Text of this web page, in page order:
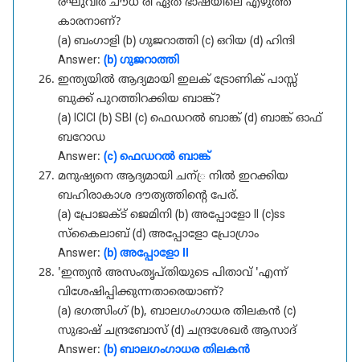
രഘുവീർ ചൗധ രി ഏത് ഭാഷയിലെ എഴുത്ത
കാരനാണ്?
(a) ബംഗാളി (b) ഗുജറാത്തി (c) ഒറിയ (d) ഹിന്ദി
Answer: (b) ഗുജറാത്തി
ഇന്ത്യയിൽ ആദ്യമായി ഇലക് ട്രോണിക് പാസ്സ്
ബുക്ക് പുറത്തിറക്കിയ ബാങ്ക്?
(a) ICICI (b) SBI (c) ഫെഡറൽ ബാങ്ക് (d) ബാങ്ക് ഓഫ്
ബറോഡ
Answer: (c) ഫെഡറൽ ബാങ്ക്
മനുഷ്യനെ ആദ്യമായി ചന്്ര നിൽ ഇറക്കിയ
ബഹിരാകാശ ദൗത്യത്തിന്റെ പേര്.
(a) പ്രോജക്ട് ജെമിനി (b) അപ്പോളോ II (c)ss
സ്കൈലാബ് (d) അപ്പോളോ പ്രോഗ്രാം
Answer: (b) അപ്പോളോ II
'ഇന്ത്യൻ അസംതൃപ്തിയുടെ പിതാവ് 'എന്ന്
വിശേഷിപ്പിക്കുന്നതാരെയാണ്?
(a) ഭഗത്സിംഗ് (b), ബാലഗംഗാധര തിലകൻ (c)
സുഭാഷ് ചന്ദ്രബോസ് (d) ചന്ദ്രശേഖർ ആസാദ്
Answer: (b) ബാലഗംഗാധര തിലകൻ